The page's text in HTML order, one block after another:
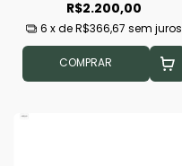
R$2.200,00
6 x deR$366,67 sem juros
COMPRAR